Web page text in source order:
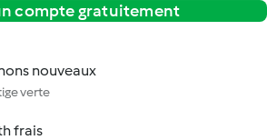
compte gratuitement
nouveaux
verte
frais